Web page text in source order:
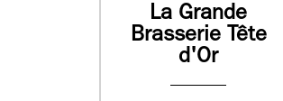
La Grande
Brasserie Tête
d'Or